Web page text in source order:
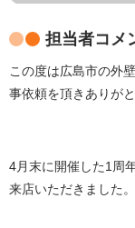
担当者コメ
この度は広島市の外
事依頼を頂きありが
4月末に開催した1周
来店いただきました。